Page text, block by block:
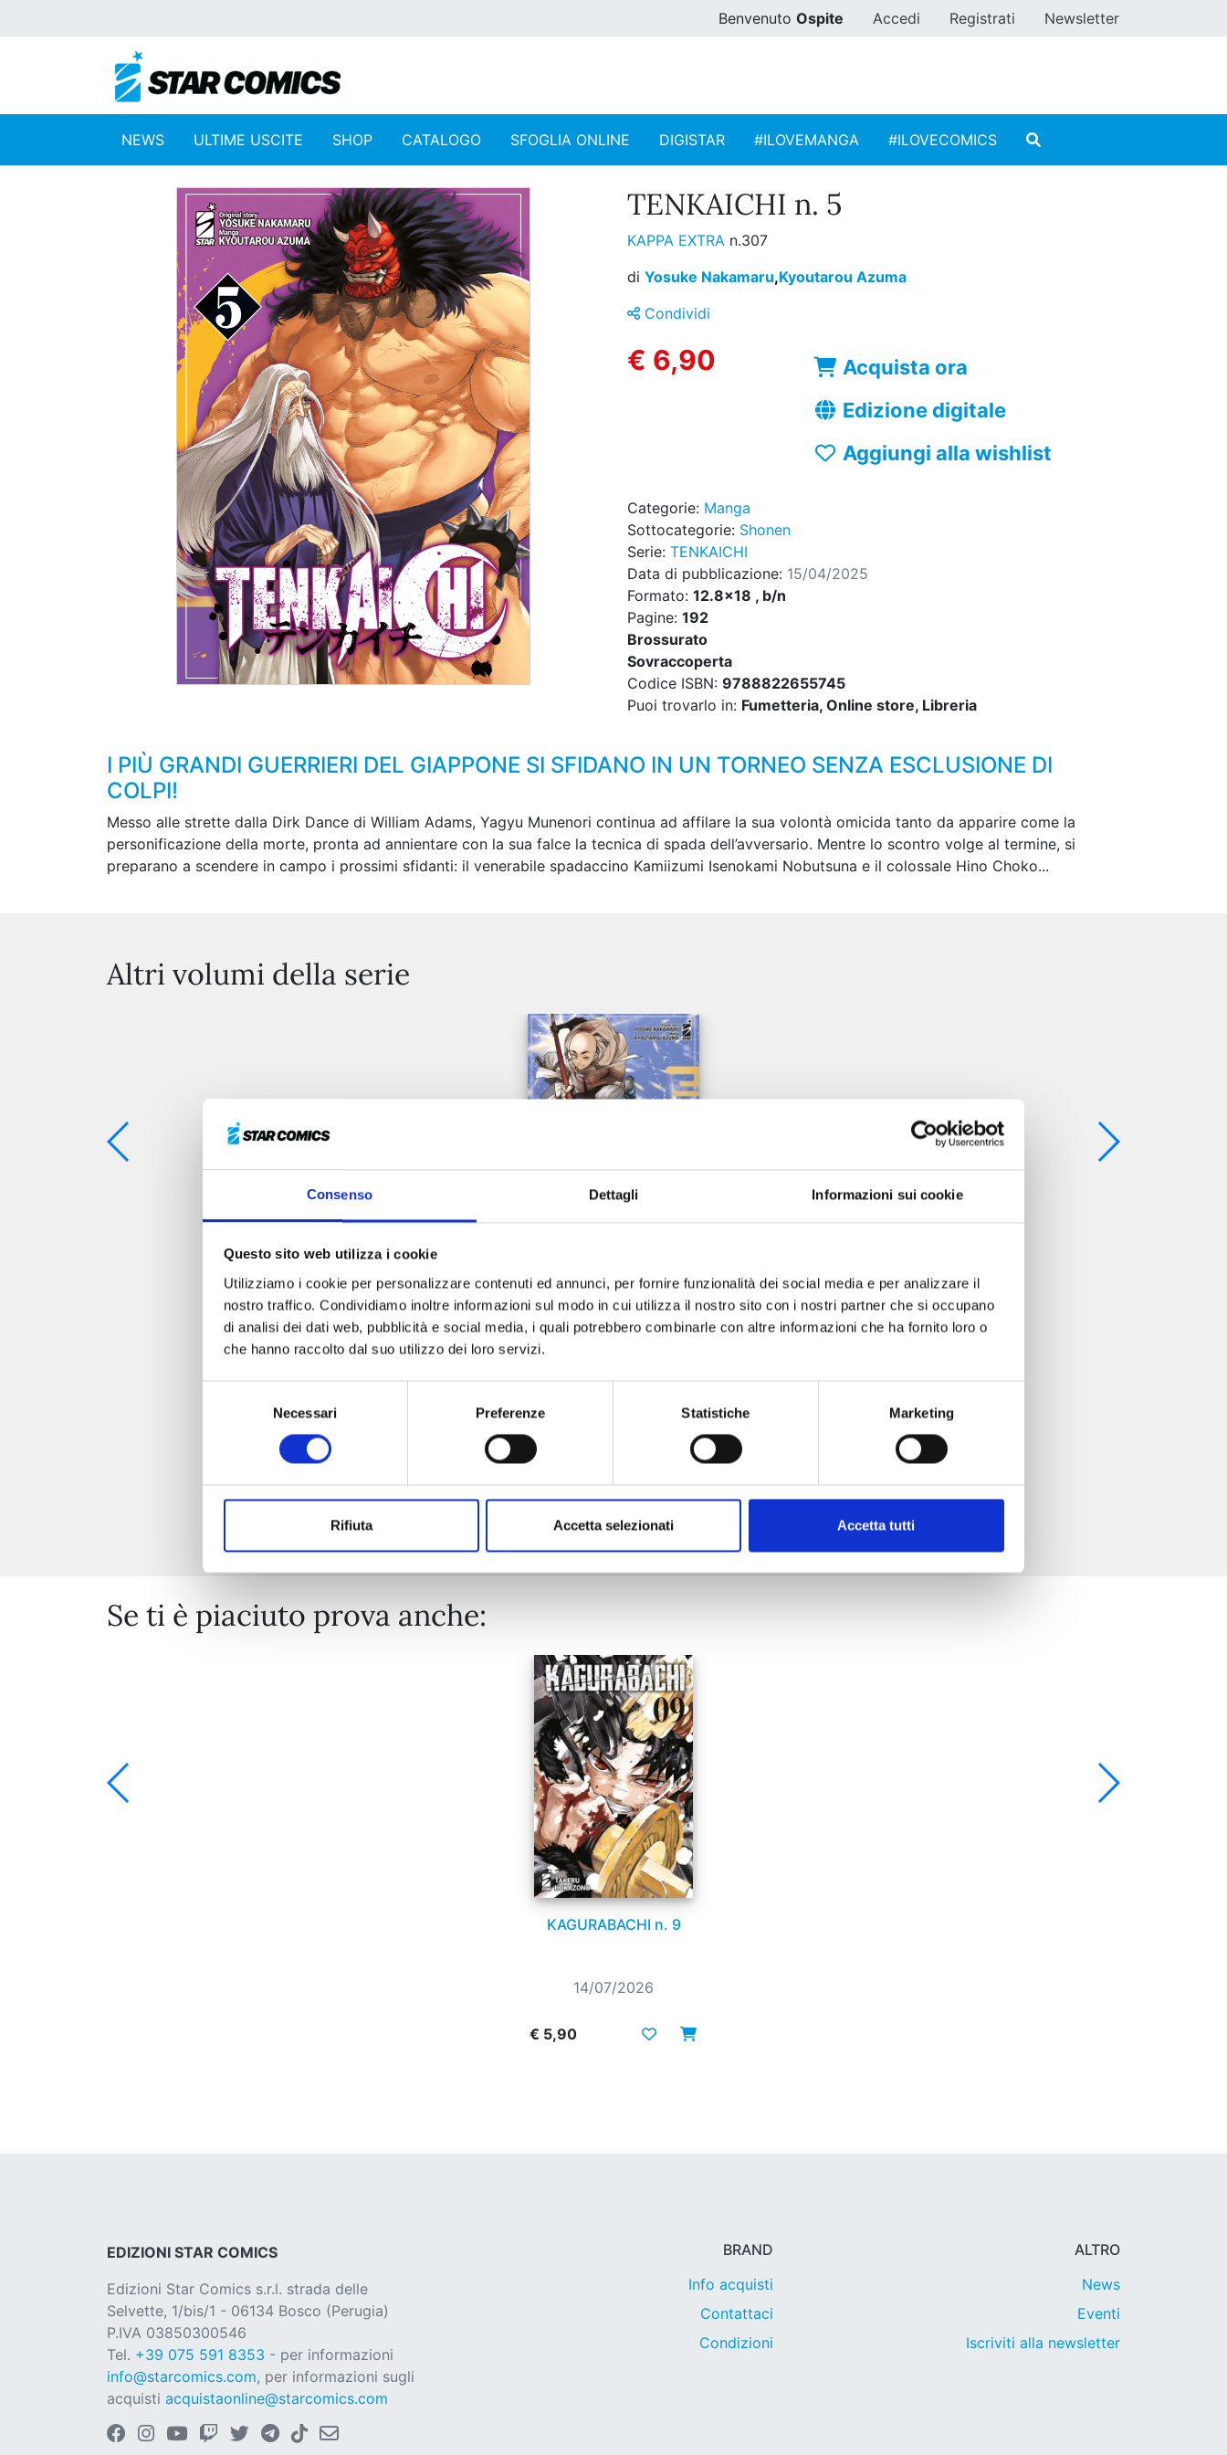
Consenso Dettagli Informazioni sui cookie
Questo sito web utilizza i cookie
Utilizziamo i cookie per personalizzare contenuti ed annunci, per fornire funzionalità dei social media e per analizzare il
nostro traffico. Condividiamo inoltre informazioni sul modo in cui utilizza il nostro sito con i nostri partner che si occupano
di analisi dei dati web, pubblicità e social media, i quali potrebbero combinarle con altre informazioni che ha fornito loro o
che hanno raccolto dal suo utilizzo dei loro servizi.
Necessari Preferenze Statistiche Marketing
Rifiuta Accetta selezionati Accetta tutti
Benvenuto Ospite Accedi Registrati Newsletter
NEWS ULTIME USCITE SHOP CATALOGO SFOGLIA ONLINE DIGISTAR #ILOVEMANGA #ILOVECOMICS
TENKAICHI n. 5
KAPPA EXTRA n.307
di Yosuke Nakamaru,Kyoutarou Azuma
Condividi
€ 6,90
Acquista ora
Edizione digitale
Aggiungi alla wishlist
Categorie: Manga
Sottocategorie: Shonen
Serie: TENKAICHI
Data di pubblicazione: 15/04/2025
Formato: 12.8x18 , b/n
Pagine: 192
Brossurato
Sovraccoperta
Codice ISBN: 9788822655745
Puoi trovarlo in: Fumetteria, Online store, Libreria
I PIÙ GRANDI GUERRIERI DEL GIAPPONE SI SFIDANO IN UN TORNEO SENZA ESCLUSIONE DI
COLPI!
Messo alle strette dalla Dirk Dance di William Adams, Yagyu Munenori continua ad affilare la sua volontà omicida tanto da apparire come la
personificazione della morte, pronta ad annientare con la sua falce la tecnica di spada dell’avversario. Mentre lo scontro volge al termine, si
preparano a scendere in campo i prossimi sfidanti: il venerabile spadaccino Kamiizumi Isenokami Nobutsuna e il colossale Hino Choko...
Altri volumi della serie
TENKAICHI n. 11
Mostra tutto
Se ti è piaciuto prova anche:
KAGURABACHI n. 9
14/07/2026
€ 5,90
EDIZIONI STAR COMICS
Edizioni Star Comics s.r.l. strada delle
Selvette, 1/bis/1 - 06134 Bosco (Perugia)
P.IVA 03850300546
Tel. +39 075 591 8353 - per informazioni
info@starcomics.com, per informazioni sugli
acquisti acquistaonline@starcomics.com
BRAND
Info acquisti
Contattaci
Condizioni
ALTRO
News
Eventi
Iscriviti alla newsletter